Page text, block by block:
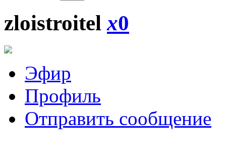
zloistroitelx0
Эфир
Профиль
Отправить сообщение